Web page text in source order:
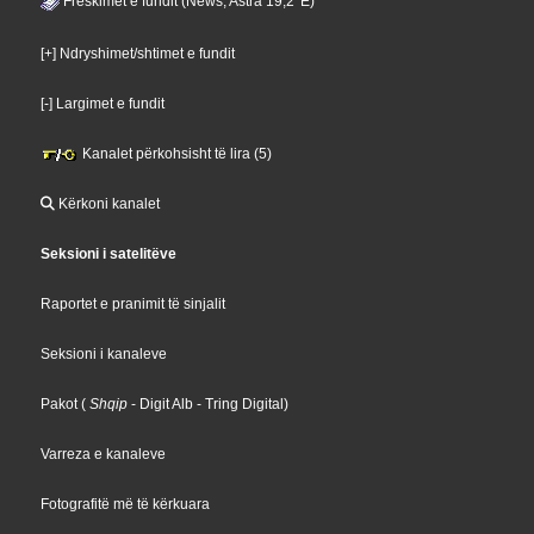
[+] Ndryshimet/shtimet e fundit
[-] Largimet e fundit
Kanalet përkohsisht të lira (5)
Kërkoni kanalet
Seksioni i satelitëve
Raportet e pranimit të sinjalit
Seksioni i kanaleve
Pakot ( Shqip - Digit Alb - Tring Digital)
Varreza e kanaleve
Fotografitë më të kërkuara